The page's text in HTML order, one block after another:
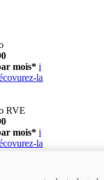
mois* i
la
RVE
mois* i
la
Nera